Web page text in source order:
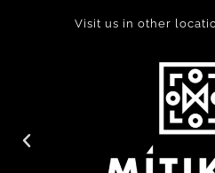
Visit us in other